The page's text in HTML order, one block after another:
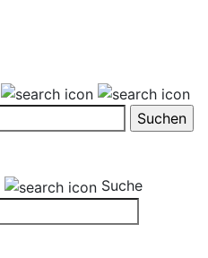
Suche